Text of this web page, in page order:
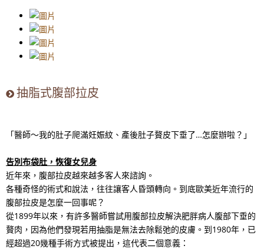
抽脂式腹部拉皮
「醫師～我的肚子爬滿妊娠紋、產後肚子贅皮下垂了…怎麼辦啦？」
告別布袋肚，恢復女兒身
近年來，腹部拉皮越來越多客人來諮詢。
各種奇怪的術式和說法，往往讓客人昏頭轉向。到底歐美近年流行的
腹部拉皮是怎麼一回事呢？
從1899年以來，有許多醫師嘗試用腹部拉皮解決肥胖病人腹部下垂的
贅肉，因為他們發現若用抽脂是無法去除鬆弛的皮膚。到1980年，已
經超過20幾種手術方式被提出，這代表二個意義：